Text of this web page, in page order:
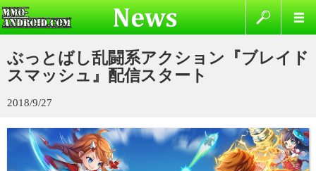
ぶっとばし乱闘系アクション『ブレイド
スマッシュ』配信スタート
2018/9/27